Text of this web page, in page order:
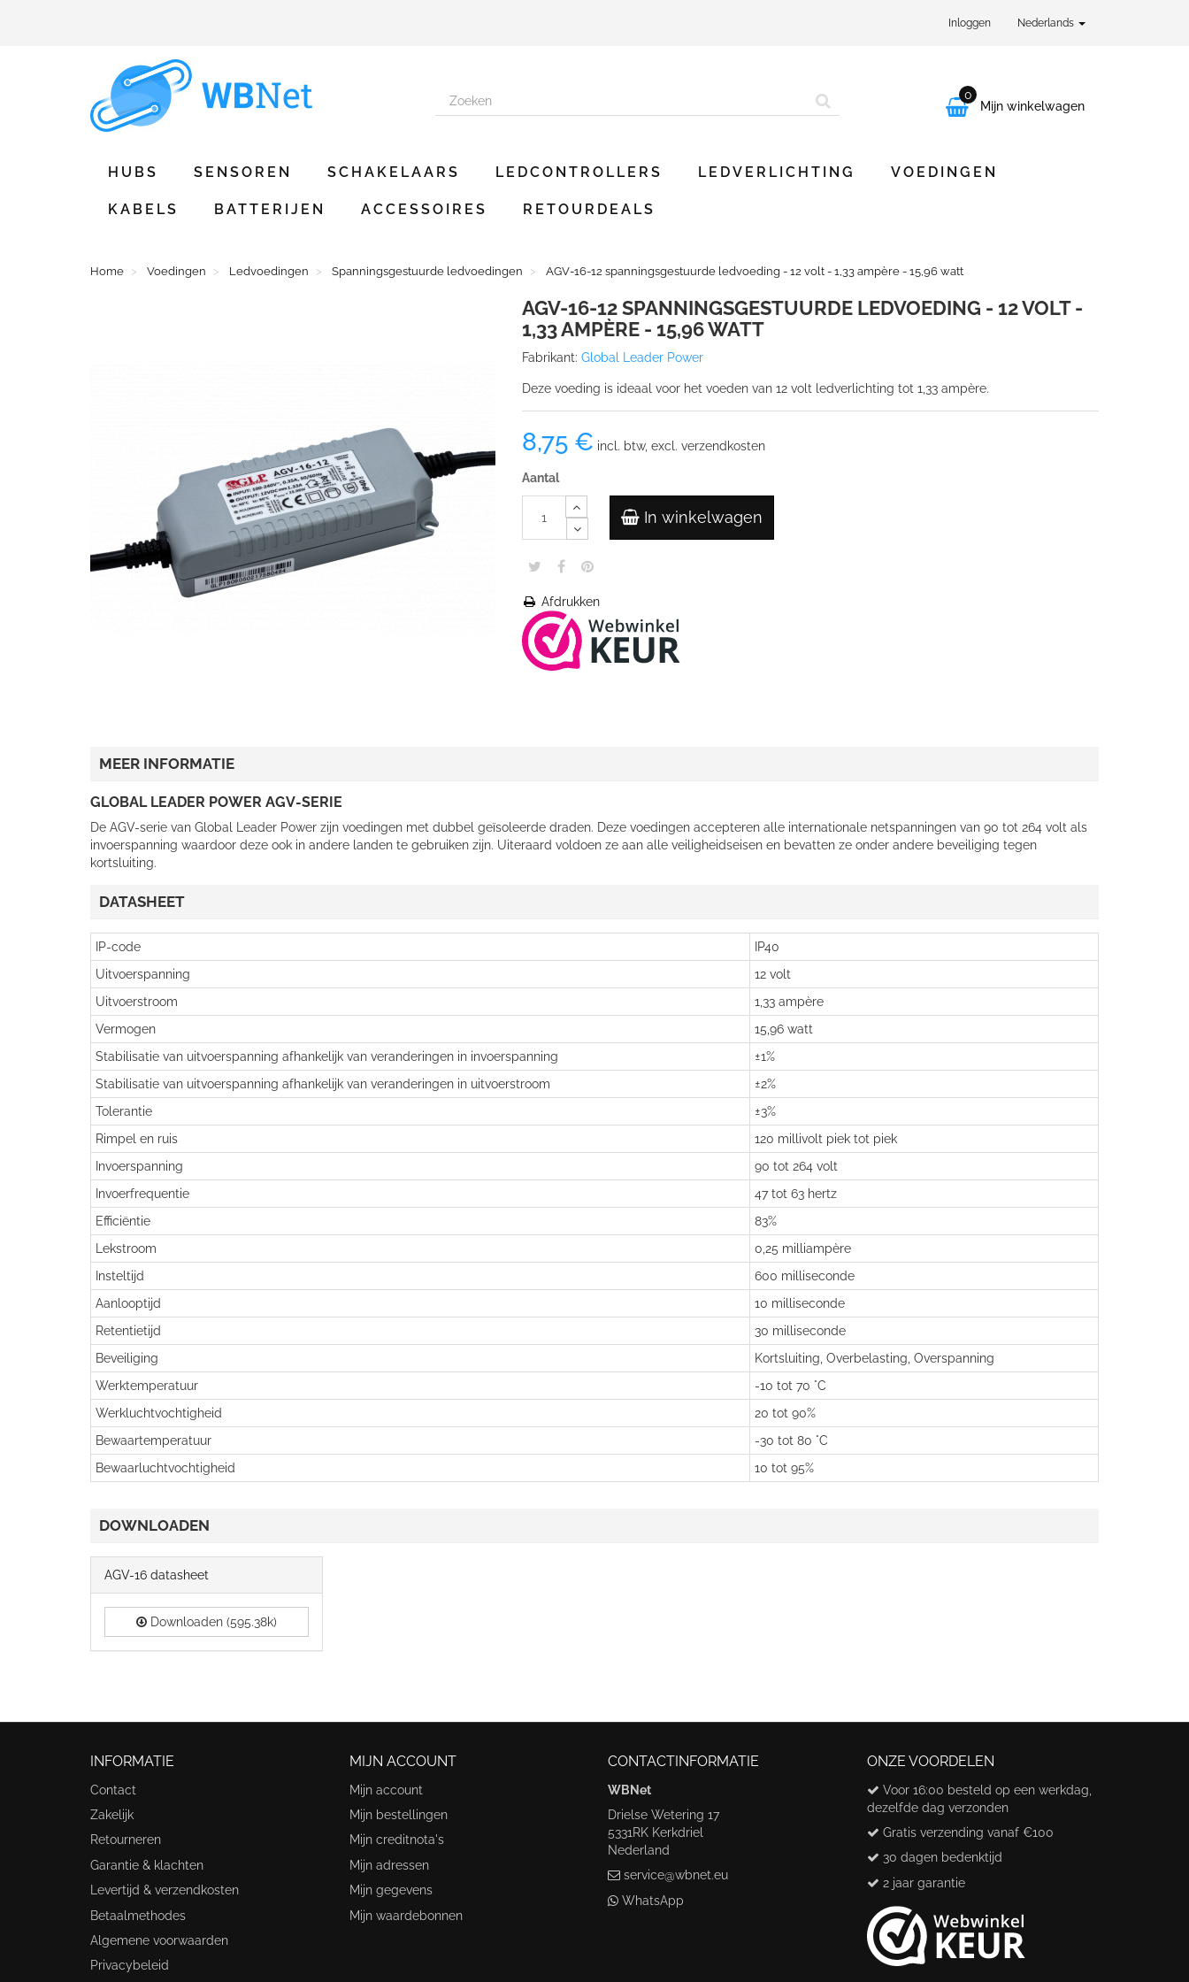
Inloggen Nederlands

0
Mijn winkelwagen
HUBS SENSOREN SCHAKELAARS LEDCONTROLLERS LEDVERLICHTING VOEDINGEN
KABELS BATTERIJEN ACCESSOIRES RETOURDEALS
Home Voedingen Ledvoedingen Spanningsgestuurde ledvoedingen AGV-16-12 spanningsgestuurde ledvoeding - 12 volt - 1,33 ampère - 15,96 watt
AGV-16-12 SPANNINGSGESTUURDE LEDVOEDING - 12 VOLT -
1,33 AMPÈRE - 15,96 WATT
Fabrikant: Global Leader Power
Deze voeding is ideaal voor het voeden van 12 volt ledverlichting tot 1,33 ampère.
8,75 € incl. btw, excl. verzendkosten
Aantal
In winkelwagen
Afdrukken
MEER INFORMATIE
GLOBAL LEADER POWER AGV-SERIE
De AGV-serie van Global Leader Power zijn voedingen met dubbel geïsoleerde draden. Deze voedingen accepteren alle internationale netspanningen van 90 tot 264 volt als
invoerspanning waardoor deze ook in andere landen te gebruiken zijn. Uiteraard voldoen ze aan alle veiligheidseisen en bevatten ze onder andere beveiliging tegen
kortsluiting.
DATASHEET
IP-code
IP40
Uitvoerspanning
12 volt
Uitvoerstroom
1,33 ampère
Vermogen
15,96 watt
Stabilisatie van uitvoerspanning afhankelijk van veranderingen in invoerspanning
±1%
Stabilisatie van uitvoerspanning afhankelijk van veranderingen in uitvoerstroom
±2%
Tolerantie
±3%
Rimpel en ruis
120 millivolt piek tot piek
Invoerspanning
90 tot 264 volt
Invoerfrequentie
47 tot 63 hertz
Efficiëntie
83%
Lekstroom
0,25 milliampère
Insteltijd
600 milliseconde
Aanlooptijd
10 milliseconde
Retentietijd
30 milliseconde
Beveiliging
Kortsluiting, Overbelasting, Overspanning
Werktemperatuur
-10 tot 70 °C
Werkluchtvochtigheid
20 tot 90%
Bewaartemperatuur
-30 tot 80 °C
Bewaarluchtvochtigheid
10 tot 95%
DOWNLOADEN
AGV-16 datasheet
Downloaden (595.38k)
INFORMATIE
Contact
Zakelijk
Retourneren
Garantie & klachten
Levertijd & verzendkosten
Betaalmethodes
Algemene voorwaarden
Privacybeleid
MIJN ACCOUNT
Mijn account
Mijn bestellingen
Mijn creditnota's
Mijn adressen
Mijn gegevens
Mijn waardebonnen
CONTACTINFORMATIE
WBNet
Drielse Wetering 17
5331RK Kerkdriel
Nederland
service@wbnet.eu
WhatsApp
ONZE VOORDELEN
Voor 16:00 besteld op een werkdag,
dezelfde dag verzonden
Gratis verzending vanaf €100
30 dagen bedenktijd
2 jaar garantie